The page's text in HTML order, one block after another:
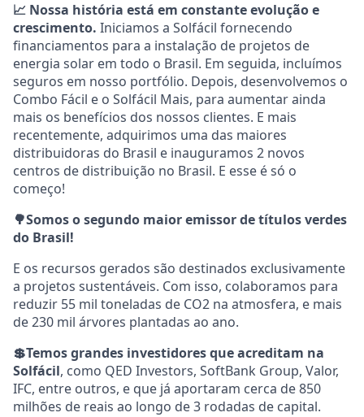
📈 Nossa história está em constante evolução e
crescimento. Iniciamos a Solfácil fornecendo
financiamentos para a instalação de projetos de
energia solar em todo o Brasil. Em seguida, incluímos
seguros em nosso portfólio. Depois, desenvolvemos o
Combo Fácil e o Solfácil Mais, para aumentar ainda
mais os benefícios dos nossos clientes. E mais
recentemente, adquirimos uma das maiores
distribuidoras do Brasil e inauguramos 2 novos
centros de distribuição no Brasil. E esse é só o
começo!
🌳Somos o segundo maior emissor de títulos verdes
do Brasil!
E os recursos gerados são destinados exclusivamente
a projetos sustentáveis. Com isso, colaboramos para
reduzir 55 mil toneladas de CO2 na atmosfera, e mais
de 230 mil árvores plantadas ao ano.
💲Temos grandes investidores que acreditam na
Solfácil, como QED Investors, SoftBank Group, Valor,
IFC, entre outros, e que já aportaram cerca de 850
milhões de reais ao longo de 3 rodadas de capital.